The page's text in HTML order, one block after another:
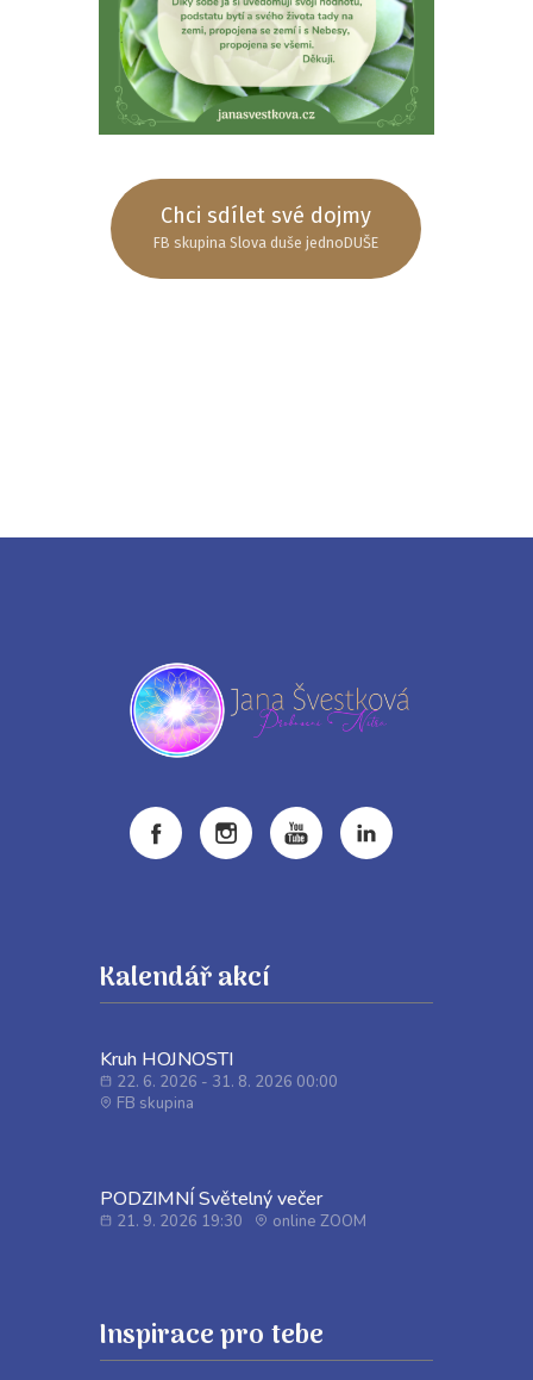
Chci sdílet své dojmy
FB skupina Slova duše jednoDUŠE
Kalendář akcí
Kruh HOJNOSTI
22. 6. 2026 - 31. 8. 2026 00:00
FB skupina
PODZIMNÍ Světelný večer
21. 9. 2026 19:30 online ZOOM
Inspirace pro tebe